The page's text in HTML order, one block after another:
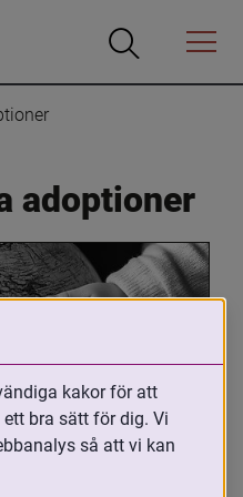
Öppna
Öppna
Menyn
adoptioner
med
kakor för att
bra sätt för dig. Vi
så att vi kan